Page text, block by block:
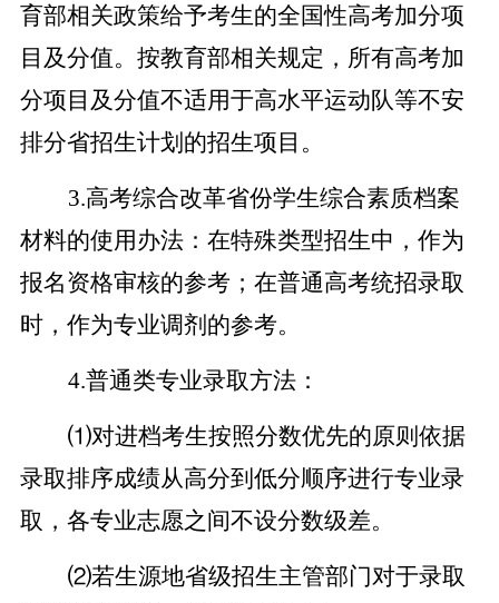
育部相关政策给予考生的全国性高考加分项
目及分值。按教育部相关规定，所有高考加
分项目及分值不适用于高水平运动队等不安
排分省招生计划的招生项目。
3.高考综合改革省份学生综合素质档案
材料的使用办法：在特殊类型招生中，作为
报名资格审核的参考；在普通高考统招录取
时， 作为专业调剂的参考。
4.普通类专业录取方法：
⑴对进档考生按照分数优先的原则依据
录取排序成绩从高分到低分顺序进行专业录
取，各专业志愿之间不设分数级差。
⑵若生源地省级招生主管部门对于录取